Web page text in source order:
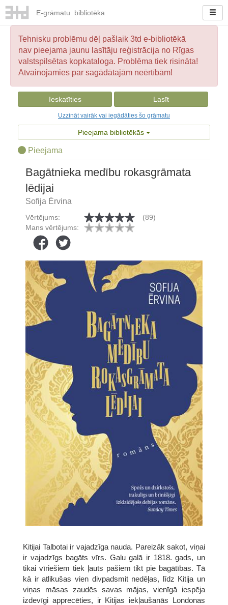
E-grāmatu bibliotēka
Tehnisku problēmu dēļ pašlaik 3td e-bibliotēkā
nav pieejama jaunu lasītāju reģistrācija no Rīgas
valstspilsētas kopkataloga. Problēma tiek risināta!
Atvainojamies par sagādātajām neērtībām!
Ieskatīties Lasīt
Uzzināt vairāk vai iegādāties šo grāmatu
Pieejama bibliotēkās
Pieejama
Bagātnieka medību rokasgrāmata
lēdijai
Sofija Ērvina
Vērtējums:
(89)
Mans vērtējums:
Kitijai Talbotai ir vajadzīga nauda. Pareizāk sakot, viņai
ir vajadzīgs bagāts vīrs. Galu galā ir 1818. gads, un
tikai vīriešiem tiek ļauts pašiem tikt pie bagātības. Tā
kā ir atlikušas vien divpadsmit nedēļas, līdz Kitija un
viņas māsas zaudēs savas mājas, vienīgā iespēja
izdevīgi apprecēties, ir Kitijas iekļaušanās Londonas